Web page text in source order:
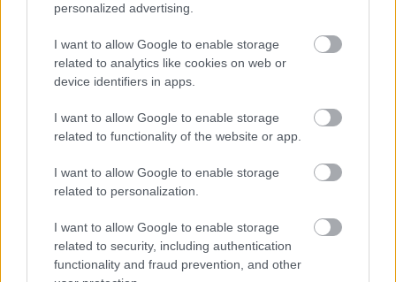
personalized advertising.
I want to allow Google to enable storage
related to analytics like cookies on web or
device identifiers in apps.
I want to allow Google to enable storage
related to functionality of the website or app.
I want to allow Google to enable storage
related to personalization.
I want to allow Google to enable storage
related to security, including authentication
functionality and fraud prevention, and other
További bejegyzések